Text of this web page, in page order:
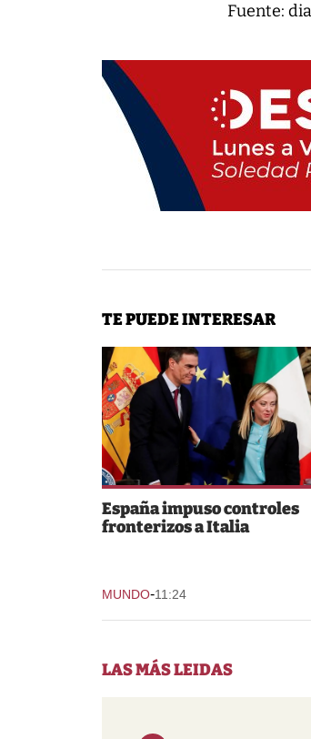
Fuente:
TE PUEDE INTERESAR
España impuso controles
fronterizos a Italia
MUNDO-11:24
LAS MÁS LEIDAS